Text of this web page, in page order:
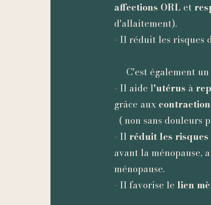
affections ORL et
d'allaitement).
- Il réduit les risques
C'est également
- Il aide l'utérus à
grâce aux
( non sans douleurs
- Il réduit les risques
avant la ménopause,
ménopause.
- Il favorise le lien